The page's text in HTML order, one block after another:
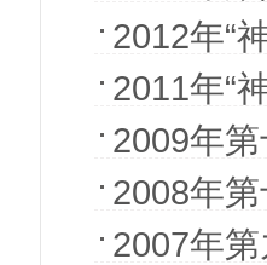
2012年“
2011年“
2009年
成形展览
2008年
表扬奖、
2007年